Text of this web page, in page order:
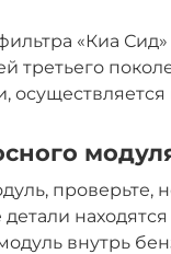
«Киа
третьего
проверьте,
внутрь